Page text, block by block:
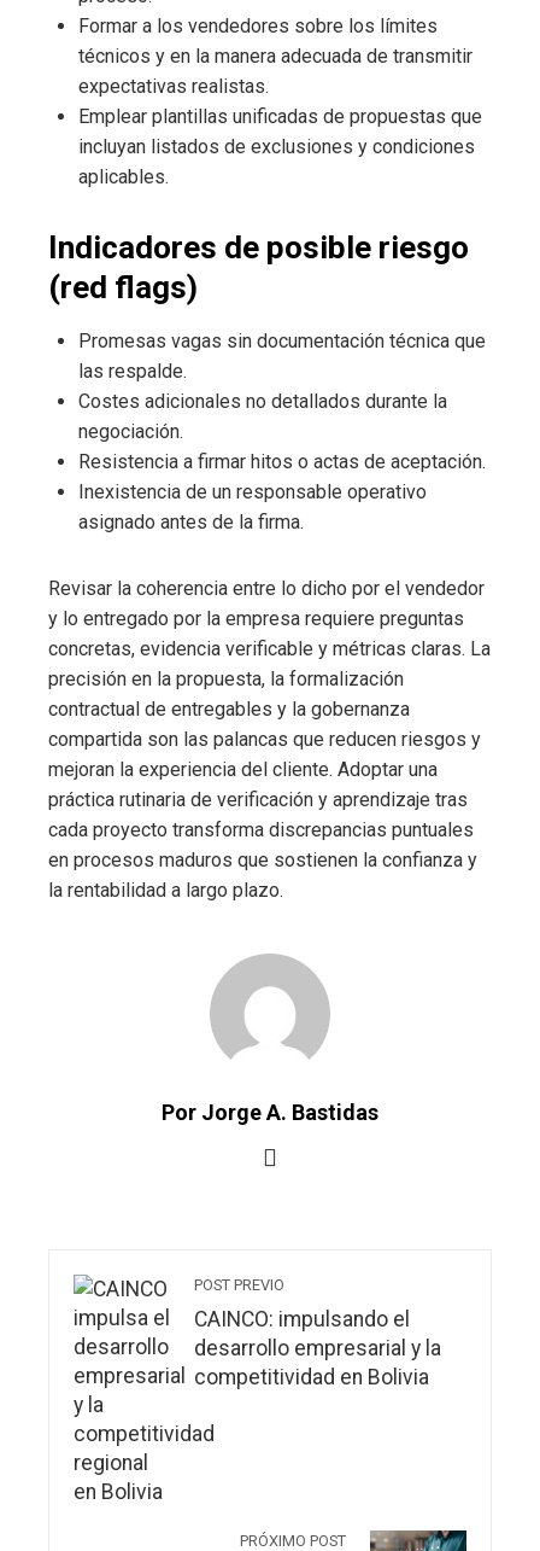
Formar a los vendedores sobre los límites
técnicos y en la manera adecuada de transmitir
expectativas realistas.
Emplear plantillas unificadas de propuestas que
incluyan listados de exclusiones y condiciones
aplicables.
Indicadores de posible riesgo
(red flags)
Promesas vagas sin documentación técnica que
las respalde.
Costes adicionales no detallados durante la
negociación.
Resistencia a firmar hitos o actas de aceptación.
Inexistencia de un responsable operativo
asignado antes de la firma.
Revisar la coherencia entre lo dicho por el vendedor
y lo entregado por la empresa requiere preguntas
concretas, evidencia verificable y métricas claras. La
precisión en la propuesta, la formalización
contractual de entregables y la gobernanza
compartida son las palancas que reducen riesgos y
mejoran la experiencia del cliente. Adoptar una
práctica rutinaria de verificación y aprendizaje tras
cada proyecto transforma discrepancias puntuales
en procesos maduros que sostienen la confianza y
la rentabilidad a largo plazo.
Por Jorge A. Bastidas
POST PREVIO
CAINCO: impulsando el
desarrollo empresarial y la
competitividad en Bolivia
PRÓXIMO POST